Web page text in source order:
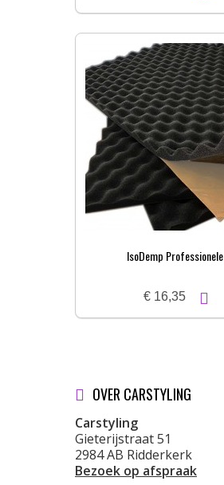
IsoDemp Professionele...
€ 16,35
OVER CARSTYLING
Carstyling
Gieterijstraat 51
2984 AB Ridderkerk
Bezoek op afspraak